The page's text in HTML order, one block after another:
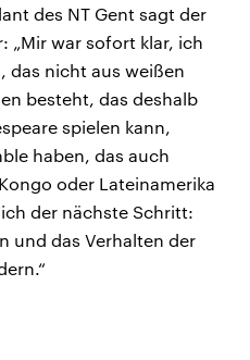
des NT Gent sagt der
„Mir war sofort klar, ich
das nicht aus weißen
besteht, das deshalb
spielen kann,
haben, das auch
oder Lateinamerika
der nächste Schritt:
und das Verhalten der